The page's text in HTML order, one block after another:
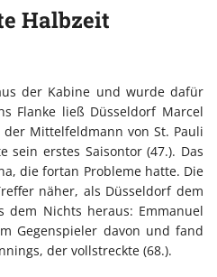
Halbzeit
der Kabine und wurde dafür
Flanke ließ Düsseldorf Marcel
Mittelfeldmann von St. Pauli
erstes Saisontor (47.). Das
die fortan Probleme hatte. Die
näher, als Düsseldorf dem
dem Nichts heraus: Emmanuel
Gegenspieler davon und fand
der vollstreckte (68.).